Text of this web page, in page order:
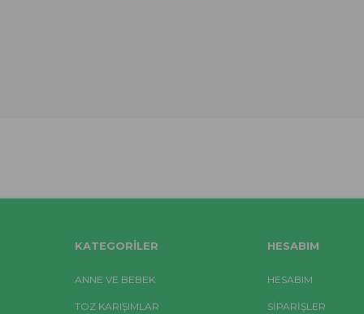
KATEGORILER
ANNE VE BEBEK
TOZ KARIŞIMLAR
HESABIM
HESABIM
SIPARIŞLER